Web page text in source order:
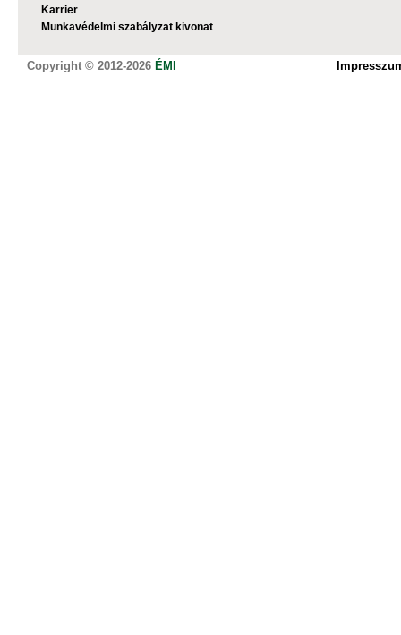
Karrier
Munkavédelmi szabályzat kivonat
Copyright © 2012-2026 ÉMI